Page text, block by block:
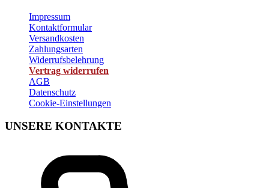
Impressum
Kontaktformular
Versandkosten
Zahlungsarten
Widerrufsbelehrung
Vertrag widerrufen
AGB
Datenschutz
Cookie-Einstellungen
UNSERE KONTAKTE